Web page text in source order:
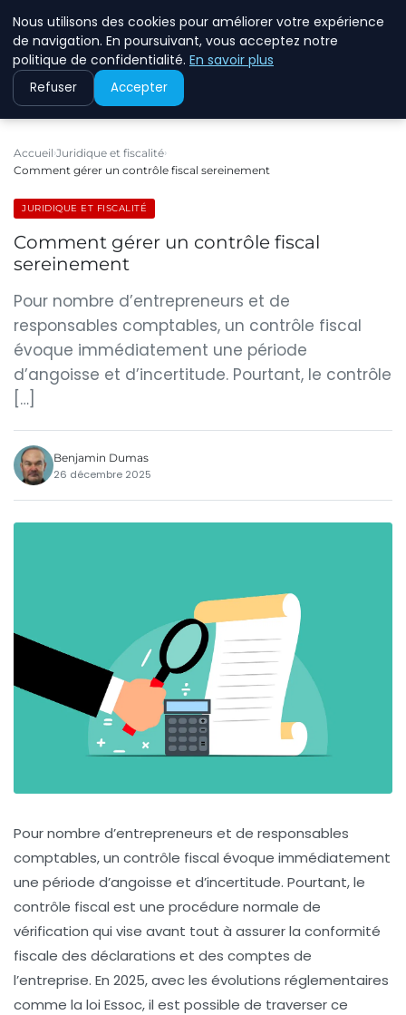
ECOMMCODE2
Accueil Juridique et fiscalité
Comment gérer un contrôle fiscal sereinement
JURIDIQUE ET FISCALITÉ
Comment gérer un contrôle fiscal
sereinement
Pour nombre d’entrepreneurs et de
responsables comptables, un contrôle fiscal
évoque immédiatement une période
d’angoisse et d’incertitude. Pourtant, le contrôle
[…]
Benjamin Dumas
26 décembre 2025
Pour nombre d’entrepreneurs et de responsables
comptables, un contrôle fiscal évoque immédiatement
une période d’angoisse et d’incertitude. Pourtant, le
contrôle fiscal est une procédure normale de
vérification qui vise avant tout à assurer la conformité
fiscale des déclarations et des comptes de
l’entreprise. En 2025, avec les évolutions réglementaires
comme la loi Essoc, il est possible de traverser ce
Nous utilisons des cookies pour améliorer votre expérience
de navigation. En poursuivant, vous acceptez notre
politique de confidentialité. En savoir plus
Refuser Accepter